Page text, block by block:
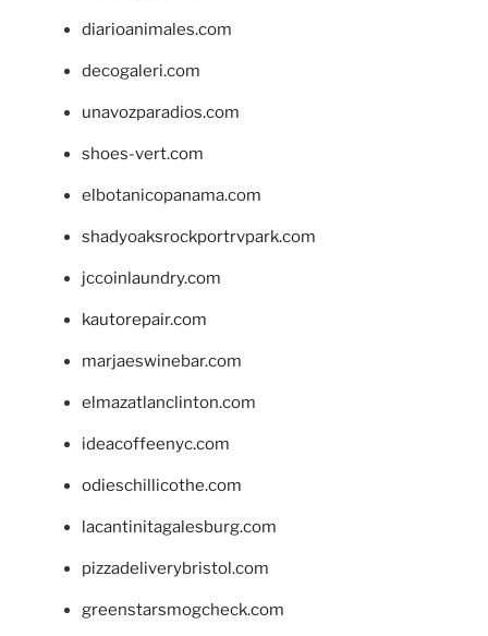
diarioanimales.com
decogaleri.com
unavozparadios.com
shoes-vert.com
elbotanicopanama.com
shadyoaksrockportrvpark.com
jccoinlaundry.com
kautorepair.com
marjaeswinebar.com
elmazatlanclinton.com
ideacoffeenyc.com
odieschillicothe.com
lacantinitagalesburg.com
pizzadeliverybristol.com
greenstarsmogcheck.com